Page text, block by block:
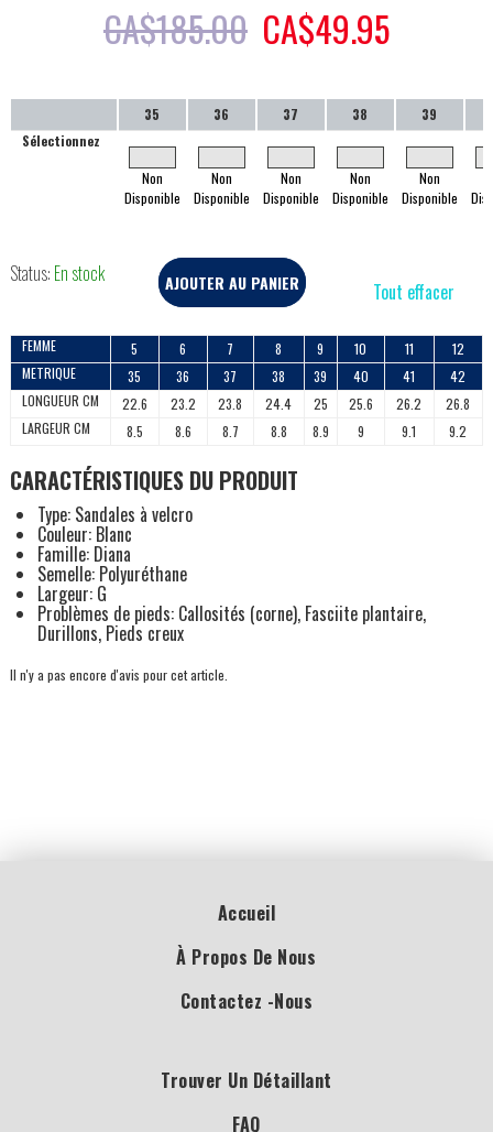
CA$185.00 CA$49.95
35 36 37 38 39
Sélectionnez
Non
Disponible
Non
Disponible
Non
Disponible
Non
Disponible
Non
Disponible
Status: En stock AJOUTER AU PANIER Tout effacer
FEMME 5 6 7 8 9 10 11
12
METRIQUE
35 36 37 38 39 40 41
42
LONGUEUR CM
22.6 23.2 23.8 24.4 25 25.6 26.2
26.8
LARGEUR CM
8.5 8.6 8.7 8.8 8.9 9 9.1 9.2
CARACTÉRISTIQUES DU PRODUIT
Type: Sandales à velcro
Couleur: Blanc
Famille: Diana
Semelle: Polyuréthane
Largeur: G
Problèmes de pieds: Callosités (corne), Fasciite plantaire,
Durillons, Pieds creux
Il n'y a pas encore d'avis pour cet article.
Accueil
À Propos De Nous
Contactez -nous
Trouver Un Détaillant
FAQ